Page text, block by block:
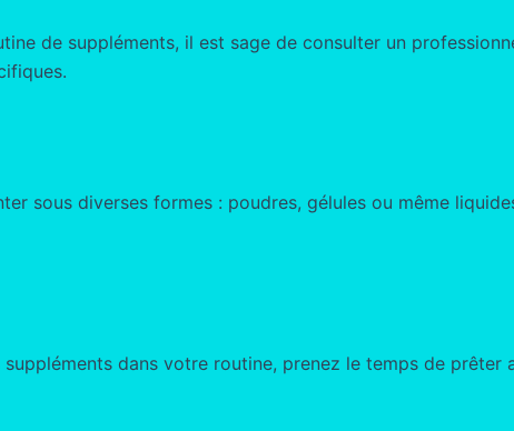
de suppléments, il est sage de consulter un
sous diverses formes : poudres, gélules ou même
dans votre routine, prenez le temps de